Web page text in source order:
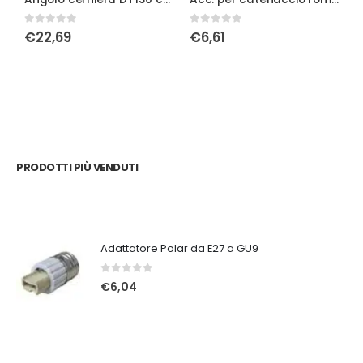
0Su 5
€22,69 0Su 5
€6,61
PRODOTTI PIÙ VENDUTI
Adattatore Polar da E27 a GU9
Su 5
€6,04